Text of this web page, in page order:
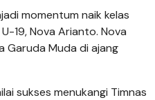
momentum naik kelas
19, Nova Arianto. Nova
Garuda Muda di ajang
sukses menukangi Timnas